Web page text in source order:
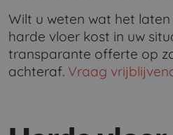
Wilt u weten wat het
harde vloer kost in uw
transparante offerte op
achteraf. Vraag